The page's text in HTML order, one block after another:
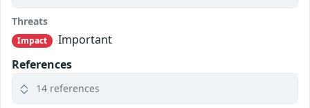
Threats
Impact
Important
References
14 references